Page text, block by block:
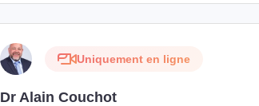
Uniquement en ligne
Dr Alain Couchot